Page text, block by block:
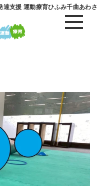
支援 運動療育ひふみ千曲あわさ